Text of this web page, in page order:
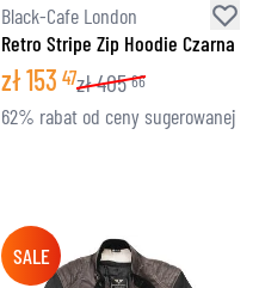
Black-Cafe London
Retro Stripe Zip Hoodie Czarna
zł153 47zł405 66
62% rabat od ceny sugerowanej
SALE